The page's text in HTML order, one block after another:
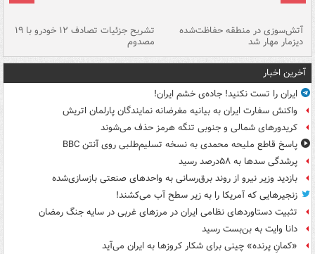
آتش‌سوزی در منطقه حفاظت‌شده
دیزمار مهار شد
تشریح جزئیات تصادف ۱۲ خودرو با ۱۹
مصدوم
آخرین اخبار
ایران را تست نکنید! جاده‌ی خشم ایران!
واکنش سفارت ایران به بیانیه مغرضانه نمایندگان پارلمان اتریش
کریدورهای شمالی و جنوبی تنگه هرمز حذف می‌شوند
پاسخ قاطع ملیحه محمدی به نسخه تسلیم‌طلبی روی آنتن BBC
پرشدگی سدها به ۵۸درصد رسید
بازدید وزیر نیرو از روند برق‌رسانی به واحدهای صنعتی بازسازی‌شده
زنجیرهایی که آمریکا را به زیر سطح آب می‌کشند!
تثبیت دستاوردهای نظامی ایران در مرزهای غربی در سایه جنگ رمضان
دانا وایت به بن‌بست رسید
«کمانِ پرنده» چینی برای شکار کروزها به ایران می‌آید